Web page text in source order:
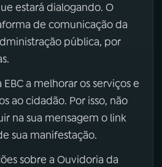
estará dialogando. O
de comunicação da
pública, por
a melhorar os serviços e
ao cidadão. Por isso, não
na sua mensagem o link
sua manifestação.
sobre a Ouvidoria da